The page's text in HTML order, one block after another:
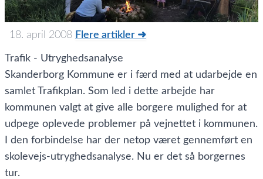
18. april 2008 Flere artikler ➜
Trafik - Utryghedsanalyse
Skanderborg Kommune er i færd med at udarbejde en
samlet Trafikplan. Som led i dette arbejde har
kommunen valgt at give alle borgere mulighed for at
udpege oplevede problemer på vejnettet i kommunen.
I den forbindelse har der netop været gennemført en
skolevejs-utryghedsanalyse. Nu er det så borgernes
tur.